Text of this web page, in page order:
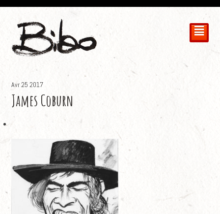
²
Avr25 2017
James Coburn